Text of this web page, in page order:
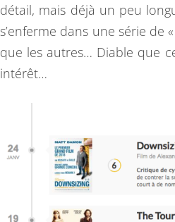
détail, mais déjà un peu
s’enferme dans une série de
que les autres… Diable que
intérêt…